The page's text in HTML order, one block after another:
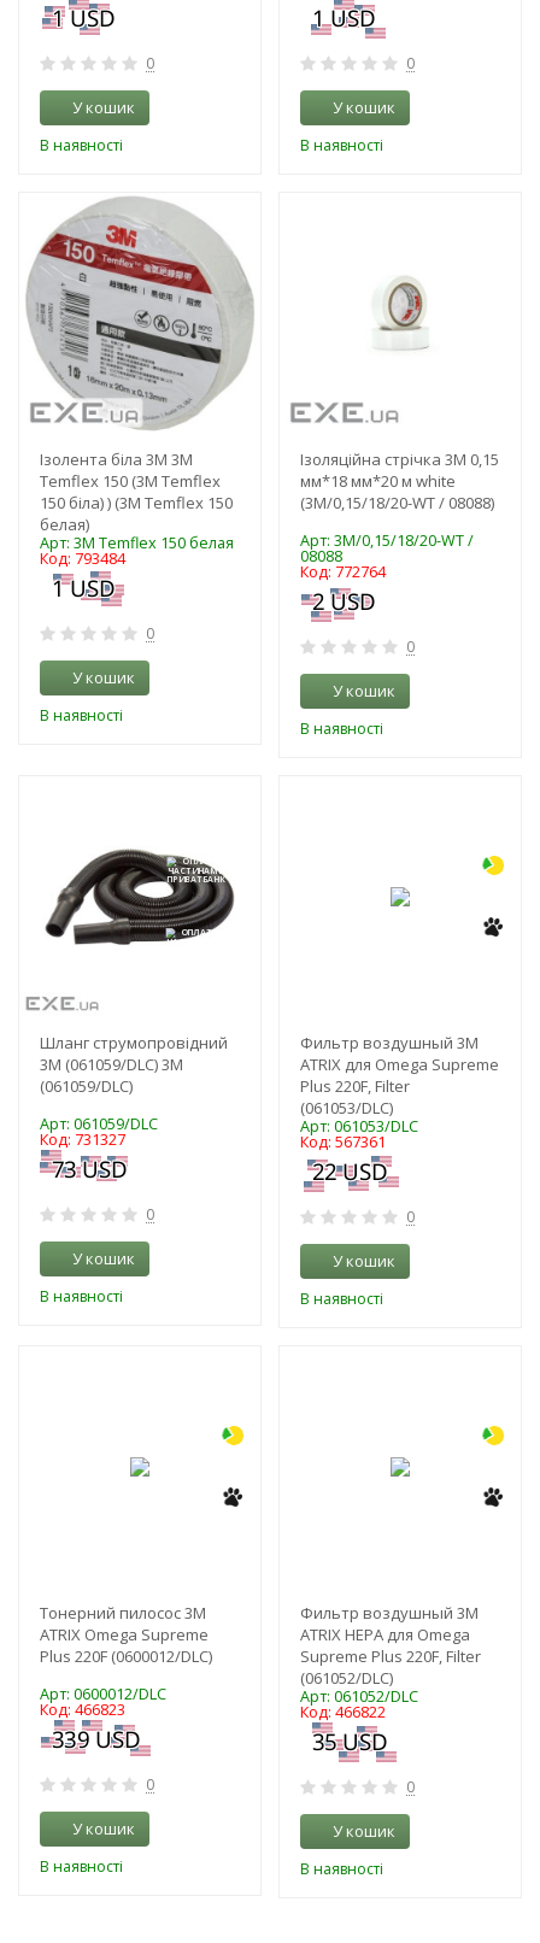
0
У кошик
В наявності
0
У кошик
В наявності
Ізолента біла 3M 3М
Temflex 150 (3М Temflex
150 біла) ) (3М Temflex 150
белая)
Арт: 3М Temflex 150 белая
Код: 793484
0
У кошик
В наявності
Ізоляційна стрічка 3M 0,15
мм*18 мм*20 м white
(3M/0,15/18/20-WT / 08088)
Арт: 3M/0,15/18/20-WT /
08088
Код: 772764
0
У кошик
В наявності
Шланг струмопровідний
3M (061059/DLC) 3M
(061059/DLC)
Арт: 061059/DLC
Код: 731327
0
У кошик
В наявності
Фильтр воздушный 3M
ATRIX для Omega Supreme
Plus 220F, Filter
(061053/DLC)
Арт: 061053/DLC
Код: 567361
0
У кошик
В наявності
Тонерний пилосос 3M
ATRIX Omega Supreme
Plus 220F (0600012/DLC)
Арт: 0600012/DLC
Код: 466823
0
У кошик
В наявності
Фильтр воздушный 3M
ATRIX HEPA для Omega
Supreme Plus 220F, Filter
(061052/DLC)
Арт: 061052/DLC
Код: 466822
0
У кошик
В наявності